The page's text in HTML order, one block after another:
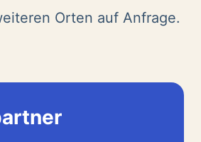
Orten auf Anfrage.